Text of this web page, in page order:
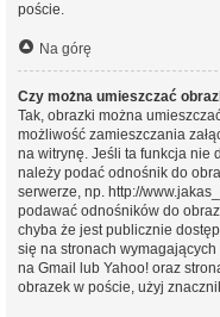
poście.
Na górę
Czy można umieszczać
Tak, obrazki można
możliwość zamieszczania
na witrynę. Jeśli ta funkcja nie
należy podać odnośnik do
serwerze, np. http://
podawać odnośników do
chyba że jest publicznie
się na stronach
na Gmail lub Yahoo! oraz
obrazek w poście, użyj